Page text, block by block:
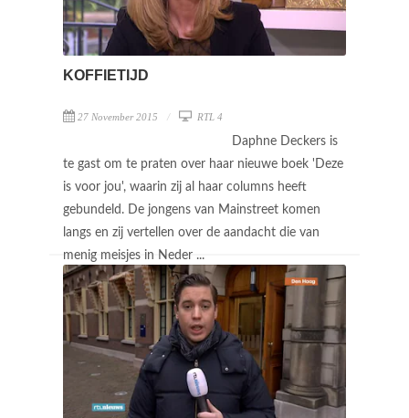
KOFFIETIJD
27 November 2015 RTL 4
Daphne Deckers is
te gast om te praten over haar nieuwe boek 'Deze
is voor jou', waarin zij al haar columns heeft
gebundeld. De jongens van Mainstreet komen
langs en zij vertellen over de aandacht die van
menig meisjes in Neder ...